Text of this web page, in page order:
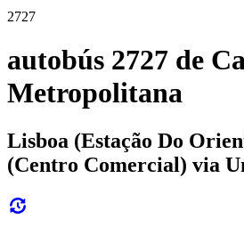
2727
autobús 2727 de
Metropolitana
Lisboa (Estação Do
(Centro Comercial) via